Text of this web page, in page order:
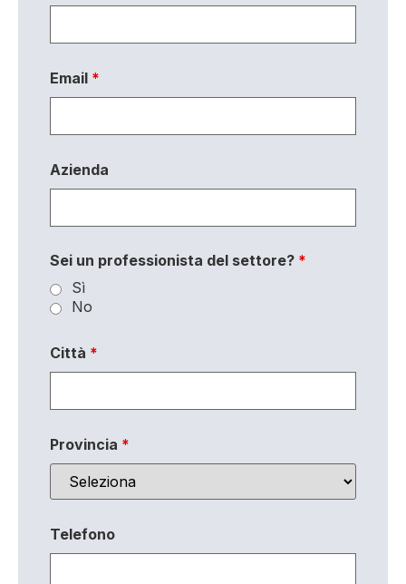
Email *
Azienda
Sei un professionista del settore? *
Sì
No
Città *
Provincia *
Telefono